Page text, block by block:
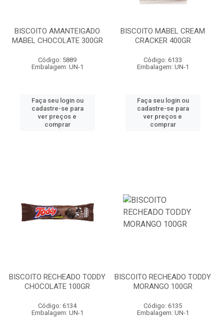
BISCOITO AMANTEIGADO
MABEL CHOCOLATE 300GR
Código: 5889
Embalagem: UN-1
Faça seu login ou
cadastre-se para
ver preços e
comprar
BISCOITO MABEL CREAM
CRACKER 400GR
Código: 6133
Embalagem: UN-1
Faça seu login ou
cadastre-se para
ver preços e
comprar
BISCOITO RECHEADO TODDY
CHOCOLATE 100GR
Código: 6134
Embalagem: UN-1
BISCOITO RECHEADO TODDY
MORANGO 100GR
Código: 6135
Embalagem: UN-1